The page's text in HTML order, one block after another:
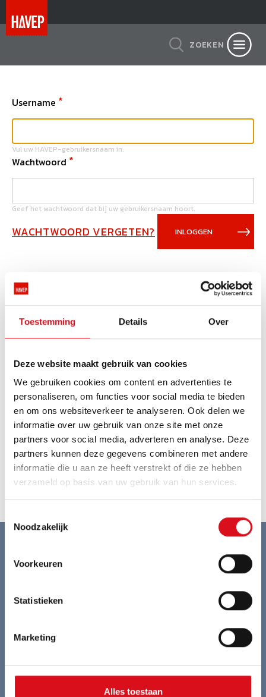
Toestemming Details Over
Deze website maakt gebruik van cookies
We gebruiken cookies om content en advertenties te
personaliseren, om functies voor social media te bieden
en om ons websiteverkeer te analyseren. Ook delen we
informatie over uw gebruik van onze site met onze
partners voor social media, adverteren en analyse. Deze
partners kunnen deze gegevens combineren met andere
informatie die u aan ze heeft verstrekt of die ze hebben
verzameld op basis van uw gebruik van hun services.
Noodzakelijk
Voorkeuren
Statistieken
Marketing
Alles toestaan
ZOEKEN
Username
Vul uw HAVEP-gebruikersnaam in.
Wachtwoord
Geef het wachtwoord dat bij uw gebruikersnaam hoort.
WACHTWOORD VERGETEN?
Ondersteuning bij risico-inventarisatie
Alle kleding aanpasbaar in lengte en breedte
Individueel opmeten voor perfecte pasvorm